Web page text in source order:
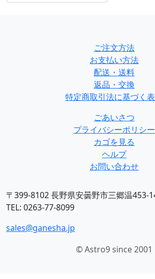
ご注文方法
お支払い方法
配送・送料
返品・交換
特定商取引法に基づく
ごあいさつ
プライバシーポリシー
カゴを見る
ヘルプ
お問い合わせ
〒399-8102 長野県安曇野市三郷温453-
TEL: 0263-77-8099
sales@ganesha.jp
© Astro9 since 2001